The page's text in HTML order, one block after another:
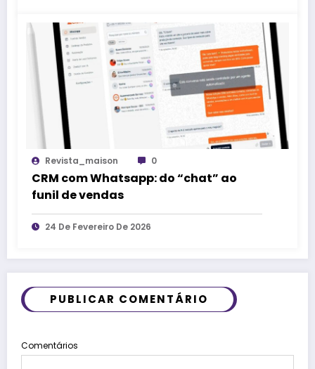
Revista_maison 0
CRM com Whatsapp: do “chat” ao
funil de vendas
24 De Fevereiro De 2026
PUBLICAR COMENTÁRIO
Comentários